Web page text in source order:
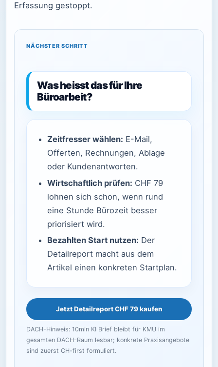
Erfassung gestoppt.
NÄCHSTER SCHRITT
Was heisst das für Ihre
Büroarbeit?
Zeitfresser wählen: E-Mail,
Offerten, Rechnungen, Ablage
oder Kundenantworten.
Wirtschaftlich prüfen: CHF 79
lohnen sich schon, wenn rund
eine Stunde Bürozeit besser
priorisiert wird.
Bezahlten Start nutzen: Der
Detailreport macht aus dem
Artikel einen konkreten Startplan.
Jetzt Detailreport CHF 79 kaufen
DACH-Hinweis: 10min KI Brief bleibt für KMU im
gesamten DACH-Raum lesbar; konkrete Praxisangebote
sind zuerst CH-first formuliert.